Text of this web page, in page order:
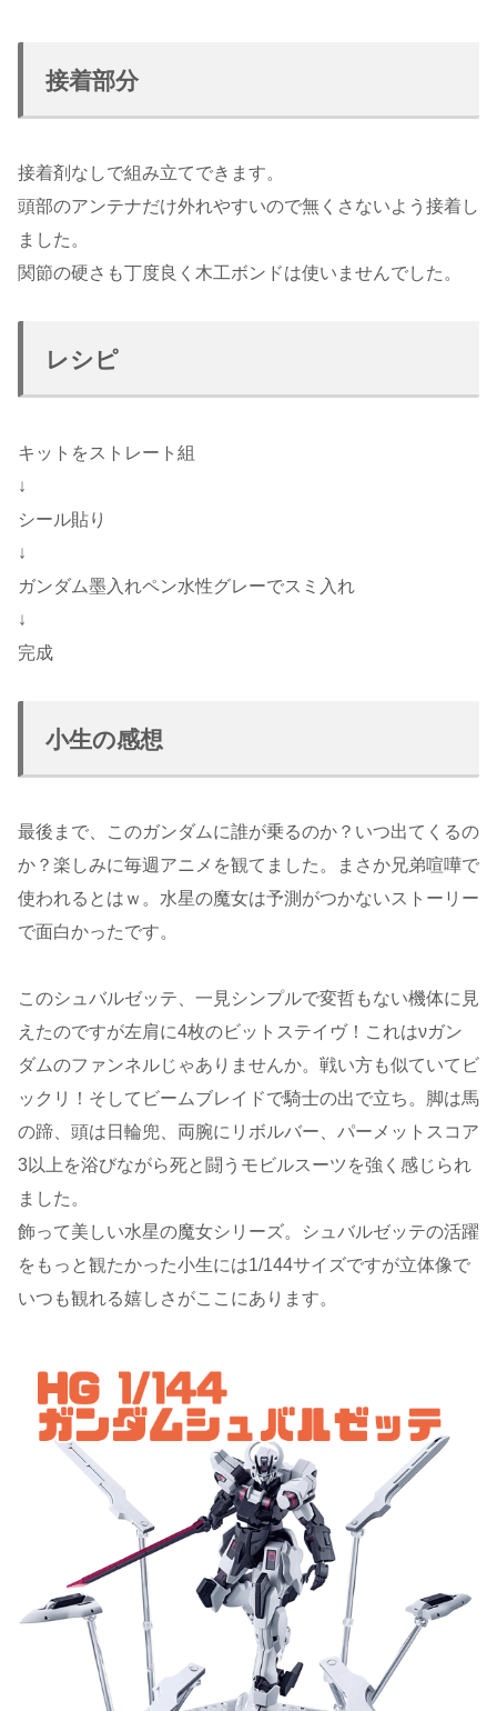
接着部分
接着剤なしで組み立てできます。
頭部のアンテナだけ外れやすいので無くさないよう接着し
ました。
関節の硬さも丁度良く木工ボンドは使いませんでした。
レシピ
キットをストレート組
↓
シール貼り
↓
ガンダム墨入れペン水性グレーでスミ入れ
↓
完成
小生の感想
最後まで、このガンダムに誰が乗るのか？いつ出てくるの
か？楽しみに毎週アニメを観てました。まさか兄弟喧嘩で
使われるとはｗ。水星の魔女は予測がつかないストーリー
で面白かったです。
このシュバルゼッテ、一見シンプルで変哲もない機体に見
えたのですが左肩に4枚のビットステイヴ！これはνガン
ダムのファンネルじゃありませんか。戦い方も似ていてビ
ックリ！そしてビームブレイドで騎士の出で立ち。脚は馬
の蹄、頭は日輪兜、両腕にリボルバー、パーメットスコア
3以上を浴びながら死と闘うモビルスーツを強く感じられ
ました。
飾って美しい水星の魔女シリーズ。シュバルゼッテの活躍
をもっと観たかった小生には1/144サイズですが立体像で
いつも観れる嬉しさがここにあります。